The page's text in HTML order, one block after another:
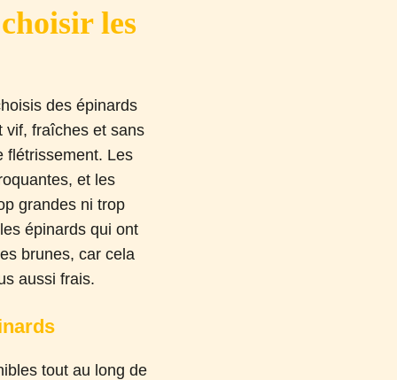
les
des épinards
vif, fraîches et sans
flétrissement. Les
et les
grandes ni trop
épinards qui ont
brunes, car cela
aussi frais.
tout au long de